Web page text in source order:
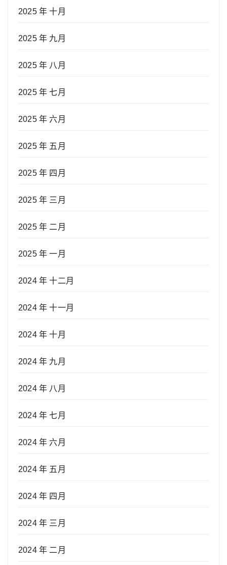
2025 年 十月
2025 年 九月
2025 年 八月
2025 年 七月
2025 年 六月
2025 年 五月
2025 年 四月
2025 年 三月
2025 年 二月
2025 年 一月
2024 年 十二月
2024 年 十一月
2024 年 十月
2024 年 九月
2024 年 八月
2024 年 七月
2024 年 六月
2024 年 五月
2024 年 四月
2024 年 三月
2024 年 二月